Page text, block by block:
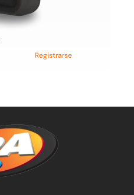
Registrarse